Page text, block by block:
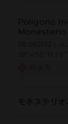
Polígono
Monesterio
モネステリ